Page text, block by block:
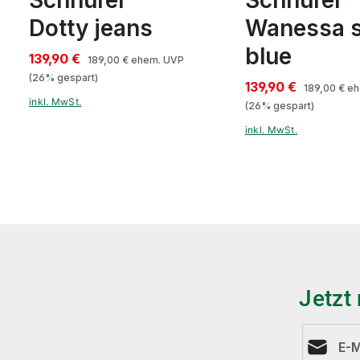
Dotty jeans
139,90 € 189,00 € ehem. UVP
(26% gespart)
inkl. MwSt.
Wanessa
blue
139,90 € 189,00 €
(26% gespart)
inkl. MwSt.
Jetzt